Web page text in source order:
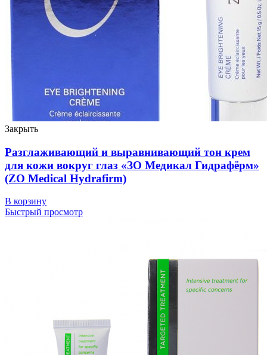
Закрыть
Разглаживающий и выравнивающий тон крем
для кожи вокруг глаз «ЗО Медикал Гидрафёрм»
(ZO Medical Hydrafirm)
В корзину
Быстрый просмотр